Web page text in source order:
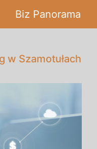
Biz Panorama
w Szamotułach